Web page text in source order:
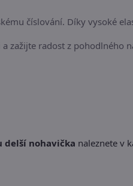
číslování. Díky vysoké
zažijte radost z pohodlného
delší nohavička naleznete v